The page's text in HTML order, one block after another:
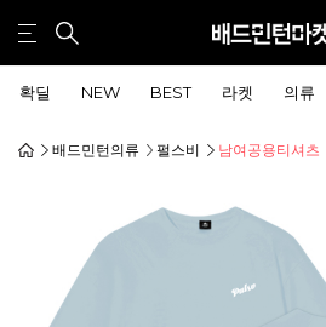
확딜 NEW BEST 라켓 의류
배드민턴의류 펄스비 남여공용티셔츠